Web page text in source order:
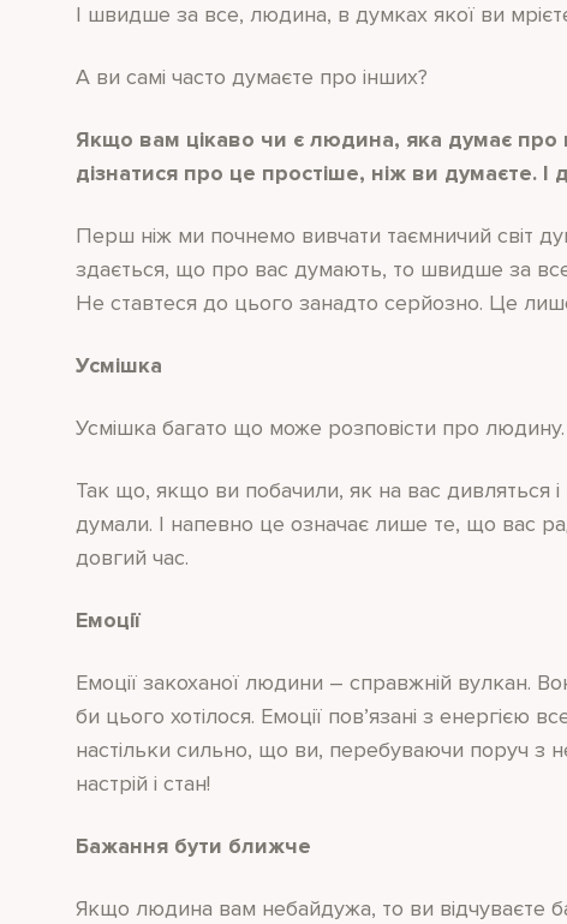
І швидше за все, людина, в думках якої ви
А ви самі часто думаєте про інших?
Якщо вам цікаво чи є людина, яка думає про
дізнатися про це простіше, ніж ви думаєте.
Перш ніж ми почнемо вивчати таємничий світ
здається, що про вас думають, то швидше за все,
Не ставтеся до цього занадто серйозно. Це
Усмішка
Усмішка багато що може розповісти про людину.
Так що, якщо ви побачили, як на вас дивляться
думали. І напевно це означає лише те, що вас
довгий час.
Емоції
Емоції закоханої людини – справжній вулкан.
би цього хотілося. Емоції пов’язані з енергією
настільки сильно, що ви, перебуваючи поруч з
настрій і стан!
Бажання бути ближче
Якщо людина вам небайдужа, то ви відчуваєте